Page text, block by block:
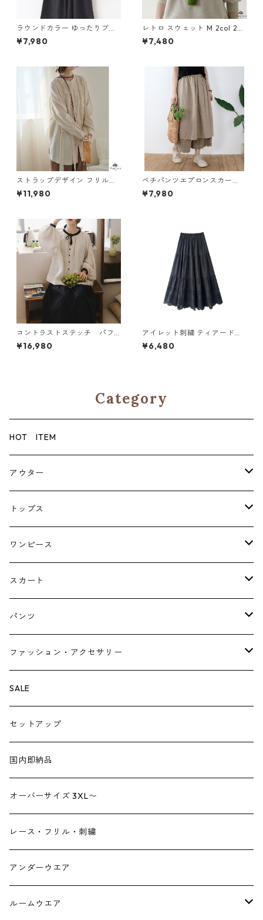
ラウンドカラー ゆったりブラ
ウス 4col Y 260067
¥7,980
レトロ スウェット M 2col 25
0439
¥7,480
ストラップデザイン フリルブ
ラウス M 250393
¥11,980
ペチパンツエプロンスカー
¥7,980
コントラストステッチ パフ
¥16,980
アイレット刺繍 ティアードロ
ングスカート6col H 260119
¥6,480
Category
HOT ITEM
アウター
コート
ジャケット
トップス
ブラウス・シャツ
Tシャツ・スウェット・パーカー
ニット・カーディガン
ベスト・ジレ
ワンピース
キャミソールワンピース
ジャンパースカート
スカート
ペチスカート
パンツ
レギンス
ペチパンツ
サロペット
ジャンプスーツ
デニム
ファッション・アクセサリー
バック
トートバック
ショルダーバック
シューズ
ブーツ
パンプス
帽子
ヘアーアクセサリー
ストール
つけ襟
イヤリング・ピアス
SALE
セットアップ
国内即納品
オーバーサイズ 3XL〜
レース・フリル・刺繍
アンダーウエア
ルームウエア